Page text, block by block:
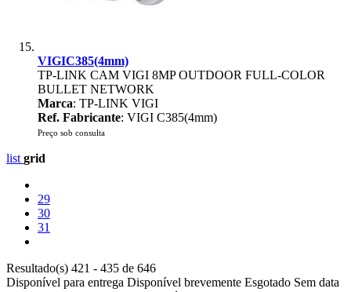
VIGIC385(4mm)
TP-LINK CAM VIGI 8MP OUTDOOR FULL-COLOR
BULLET NETWORK
Marca: TP-LINK VIGI
Ref. Fabricante: VIGI C385(4mm)
Preço sob consulta
list grid
29
30
31
Resultado(s) 421 - 435 de 646
Disponível para entrega Disponível brevemente Esgotado Sem data